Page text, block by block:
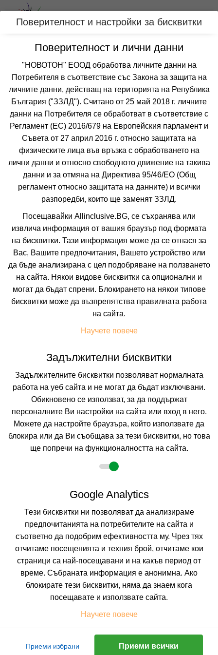
Вход
Категории
Оферти с безплатен чадър и шезлонг на
плажа за ЛОЗЕНЕЦ, БЪЛГАРИЯ
Още курорти Филтри
 Сортирай по:
-22.6% настаняване от 08.08 до 22.08
МОРСКО КОНЧЕ
цена от 48.47 лв. /24.78 €
На изплащане с
Пълно описание на хотела
КАЛКУЛИРАЙ ЦЕНА
Не изпускайте нито една оферта!
Искате да получавате първи най-новите и най-
добрите ни предложения и специални
отстъпки?
Абонирайте се за нашия бюлетин сега !
Абонирай ме
Поверителност и настройки за бисквитки
Поверителност и лични данни
"НОВОТОН" ЕООД обработва личните данни на
Потребителя в съответствие със Закона за защита на
личните данни, действащ на територията на Република
България ("ЗЗЛД"). Считано от 25 май 2018 г. личните
данни на Потребителя се обработват в съответствие с
Регламент (ЕС) 2016/679 на Европейския парламент и
Съвета от 27 април 2016 г. относно защитата на
физическите лица във връзка с обработването на
лични данни и относно свободното движение на такива
данни и за отмяна на Директива 95/46/EО (Общ
регламент относно защитата на данните) и всички
разпоредби, които ще заменят ЗЗЛД.
Посещавайки Allinclusive.BG, се съхранява или
извлича информация от вашия браузър под формата
на бисквитки. Тази информация може да се отнася за
Вас, Вашите предпочитания, Вашето устройство или
да бъде анализирана с цел подобряване на ползването
на сайта. Някои видове бисквитки са опционални и
могат да бъдат спрени. Блокирането на някои типове
бисквитки може да възпрепятства правилната работа
на сайта.
Научете повече
Задължителни бисквитки
Задължителните бисквитки позволяват нормалната
работа на уеб сайта и не могат да бъдат изключвани.
Обикновено се използват, за да поддържат
персоналните Ви настройки на сайта или вход в него.
Можете да настройте браузъра, който използвате да
блокира или да Ви съобщава за тези бисквитки, но това
ще попречи на функционалността на сайта.
Google Analytics
Тези бисквитки ни позволяват да анализираме
предпочитанията на потребителите на сайта и
съответно да подобрим ефективността му. Чрез тях
отчитаме посещенията и техния брой, отчитаме кои
страници са най-посещавани и на какъв период от
време. Събраната информация е анонимна. Ако
блокирате тези бисквитки, няма да знаем кога
посещавате и използвате сайта.
Научете повече
Приеми избрани Приеми всички